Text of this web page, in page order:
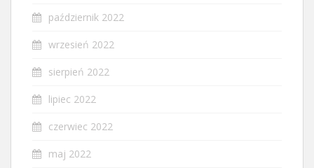
październik 2022
wrzesień 2022
sierpień 2022
lipiec 2022
czerwiec 2022
maj 2022